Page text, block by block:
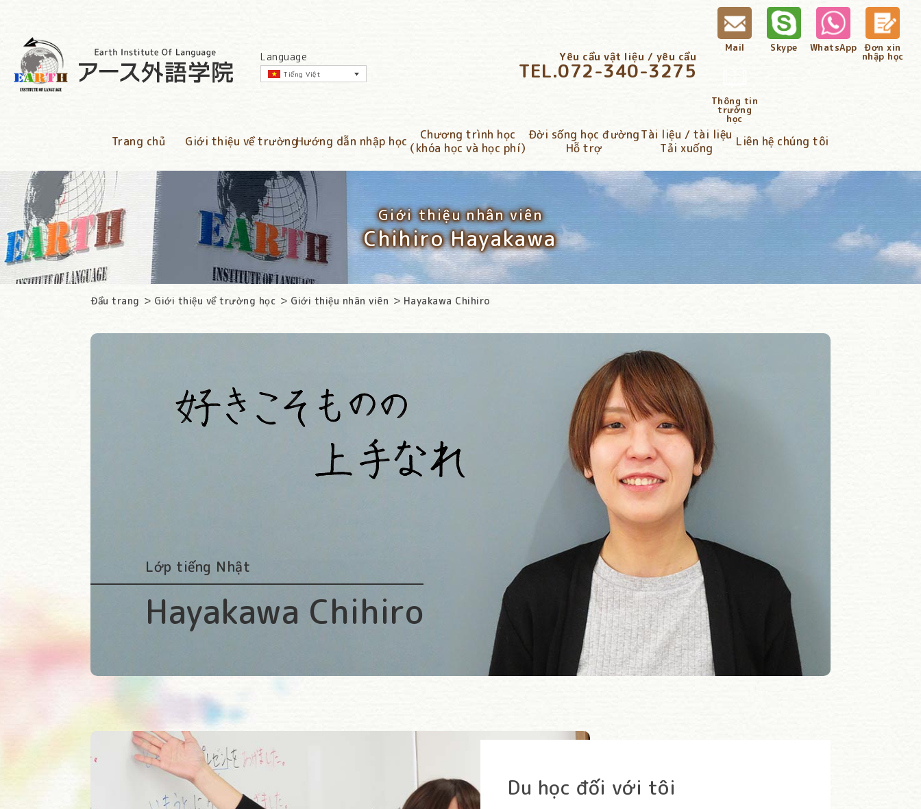
Language
Tiếng Việt
Yêu cầu vật liệu / yêu cầu
TEL.072-340-3275
Mail Skype WhatsApp Đơn xin
nhập học
Thông tin
trường
học
Trang chủ Giới thiệu về trườngHướng dẫn nhập học
Chương trình học
（khóa học và học phí）
Đời sống học đường
Hỗ trợ
Tài liệu / tài liệu
Tải xuống
Liên hệ chúng tôi
Giới thiệu nhân viên
Chihiro Hayakawa
Đầu trang Giới thiệu về trường học Giới thiệu nhân viên Hayakawa Chihiro
Lớp tiếng Nhật
Hayakawa Chihiro
Du học đối với tôi